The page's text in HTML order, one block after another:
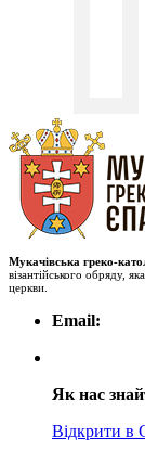
Мукачівська греко-
візантійського обряду,
церкви.
Email:
Як нас
Відкрити в